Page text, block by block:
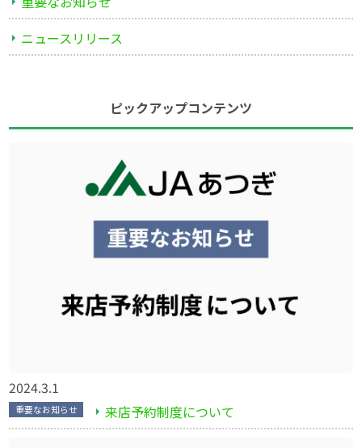
ニュースリリース
ピックアップコンテンツ
2024.3.1
重要なお知らせ 来店予約制度について